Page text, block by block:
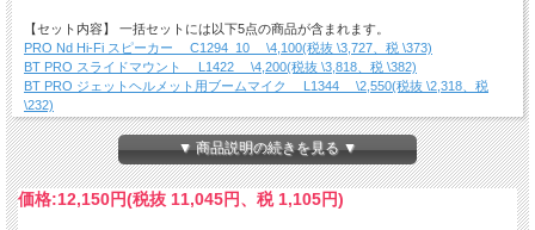
【セット内容】 一括セットには以下5点の商品が含まれます。
PRO Nd Hi-Fi スピーカー C1294_10 \4,100(税抜 \3,727、税 \373)
BT PRO スライドマウント L1422 \4,200(税抜 \3,818、税 \382)
BT PRO ジェットヘルメット用ブームマイク L1344 \2,550(税抜 \2,318、税
\232)
BT PROブラケットマウント取付クランプ（クリップタイプ） L1420 \2,000(税
抜 \1,818、税 \182)
BT PRO 取付クランプ（粘着タイプ） L1371 \2,000(税抜 \1,818、税 \182)
▼ 商品説明の続きを見る ▼
価格:12,150円(税抜 11,045円、税 1,105円)